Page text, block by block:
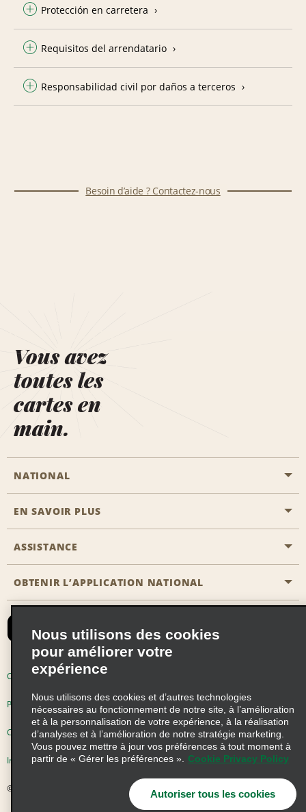
Protección en carretera
Requisitos del arrendatario
Responsabilidad civil por daños a terceros
Besoin d’aide ? Contactez-nous
Vous avez
toutes les
cartes en
main.
NATIONAL
Passer une réservation
Solutions pour les professionnels
EN SAVOIR PLUS
Carrière
ASSISTANCE
Accessibilité
Nous contacter
Recevoir des offres par email
OBTENIR L’APPLICATION NATIONAL
Conditions d’utilisation
Politique d’utilisation des cookies
Choix de confidentialité
Information précontractuelle
© 2026 Enterprise Holdings, Inc. Tous droits réservés
Nous utilisons des cookies
pour améliorer votre
expérience
Nous utilisons des cookies et d’autres technologies
nécessaires au fonctionnement de notre site, à l’amélioration
et à la personnalisation de votre expérience, à la réalisation
d’analyses et à l’amélioration de notre stratégie marketing.
Vous pouvez mettre à jour vos préférences à tout moment à
partir de « Gérer les préférences ».
Cookie Privacy Policy
Autoriser tous les cookies